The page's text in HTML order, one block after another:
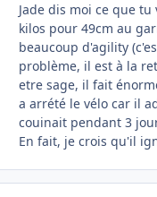
Jade dis moi ce que
kilos pour 49cm au
beaucoup d'agility
problème, il est à la
etre sage, il fait
a arrété le vélo car il
couinait pendant 3
En fait, je crois qu'il